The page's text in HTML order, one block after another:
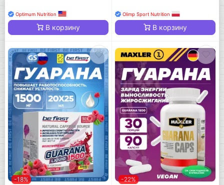
Optimum Nutrition
В корзину
Olimp Sport Nutrition
В корзину
-18% -22%